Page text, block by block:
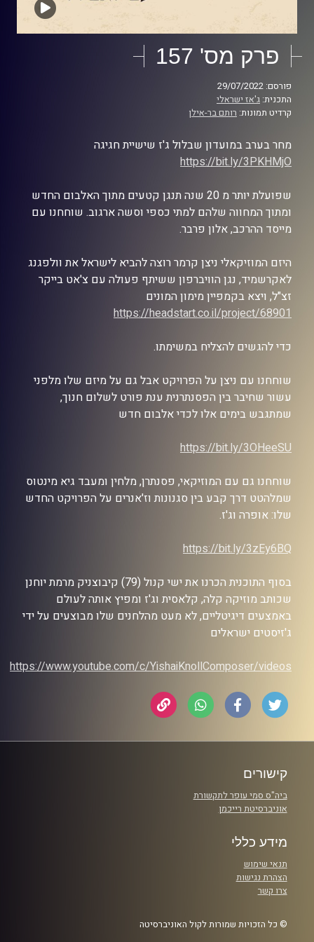
פרק מס' 157
פורסם: 29/07/2022
התכנית: ג'אז ישראלי
קרדיט תמונות: רותם בר-אילן
מחר בערב במועדון שבלול ג'ז שישיית חגיגה
https://bit.ly/3PKHMjO
שפועלת יותר מ 20 שנה תנגן קטעים מתוך האלבום החדש
ומתוך המחווה שלהם למתי כספי וסשה ארגוב. שוחחנו עם
מייסד ההרכב, אלון פרבר.
היזם המוזיקאלי ניצן קרמר רוצה להביא לישראל את וולפגנג
לאקרשמיד, נגן הוויברפון ששיתף פעולה עם צ'אט בייקר
זצ"ל, ויצא בקמפיין מימון המונים
https://headstart.co.il/project/68901
כדי להגשים להצליח במשימתו.
שוחחנו עם ניצן על הפרויקט אבל גם על מיזם שלו מלפני
עשור שחיבר בין הפסנתרנית ענת פורט לשלום חנוך,
שמתגבש בימים אלו לכדי אלבום חדש
https://bit.ly/3OHeeSU
שוחחנו גם עם המוזיקאי, פסנתרן, מלחין ומעבד גיא מינטוס
שמלהטט דרך קבע בין סגנונות וז'אנרים על הפרויקט החדש
שלו: אופרה וג'ז.
https://bit.ly/3zEy6BQ
בסוף התוכנית הכרנו את ישי קנול (79) קיבוצניק מרמת יוחנן
שכותב מוזיקה קלה, קלאסית וג'ז ומפיץ אותה לעולם
באמצעים דיגיטליים, לא מעט מהלחנים שלו מבוצעים על ידי
ג'זיסטים ישראלים
https://www.youtube.com/c/YishaiKnollComposer/videos
קישורים
ביה"ס סמי עופר לתקשורת
אוניברסיטת רייכמן
מידע כללי
תנאי שימוש
הצהרת נגישות
צרו קשר
© כל הזכויות שמורות לקול האוניברסיטה